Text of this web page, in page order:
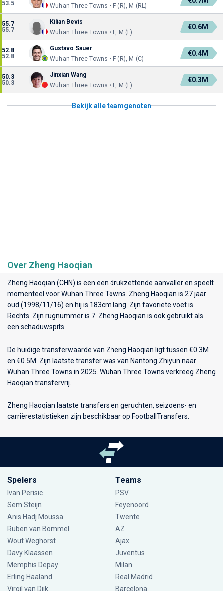
53.5
Wuhan Three Towns • F (R), M (RL)
55.7
55.7
Kilian Bevis
Wuhan Three Towns • F, M (L)
€0.6M
52.8
52.8
Gustavo Sauer
Wuhan Three Towns • F (R), M (C)
€0.4M
50.3
50.3
Jinxian Wang
Wuhan Three Towns • F, M (L)
€0.3M
Bekijk alle teamgenoten
Over Zheng Haoqian
Zheng Haoqian (CHN) is een een drukzettende aanvaller en speelt
momenteel voorWuhan Three Towns . Zheng Haoqian is 27 jaar
oud (1998/11/16) en hij is 183cm lang. Zijn favoriete voet is
Rechts. Zijn rugnummer is 7. Zheng Haoqian is ook gebruikt als
een schaduwspits.
De huidige transferwaarde van Zheng Haoqian ligt tussen €0.3M
en €0.5M. Zijn laatste transfer was van Nantong Zhiyun naar
Wuhan Three Towns in 2025. Wuhan Three Towns verkreeg Zheng
Haoqian transfervrij.
Zheng Haoqian laatste transfers en geruchten, seizoens- en
carrièrestatistieken zijn beschikbaar op FootballTransfers.
Spelers
Ivan Perisic
Sem Steijn
Anis Hadj Moussa
Ruben van Bommel
Wout Weghorst
Davy Klaassen
Memphis Depay
Erling Haaland
Virgil van Dijk
Teams
PSV
Feyenoord
Twente
AZ
Ajax
Juventus
Milan
Real Madrid
Barcelona